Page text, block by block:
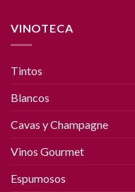
VINOTECA
Tintos
Blancos
Cavas y Champagne
Vinos Gourmet
Espumosos